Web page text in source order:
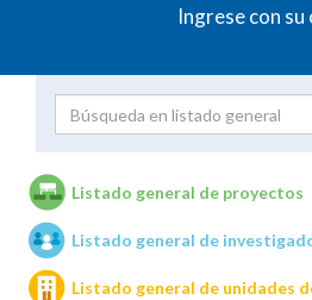
Ingrese con
Unidades de investigación
Listado general de proyectos
Listado general de
Listado general de unidades